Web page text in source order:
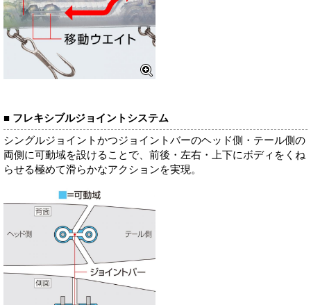
■ フレキシブルジョイントシステム
シングルジョイントかつジョイントバーのヘッド側・テール側の
両側に可動域を設けることで、前後・左右・上下にボディをくね
らせる極めて滑らかなアクションを実現。